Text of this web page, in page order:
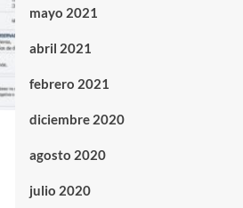
mayo 2021
abril 2021
febrero 2021
diciembre 2020
agosto 2020
julio 2020